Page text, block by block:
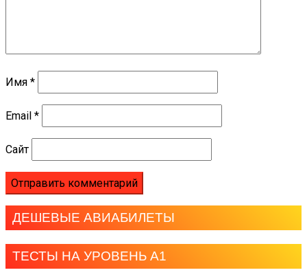
Имя *
Email *
Сайт
ДЕШЕВЫЕ АВИАБИЛЕТЫ
ТЕСТЫ НА УРОВЕНЬ А1